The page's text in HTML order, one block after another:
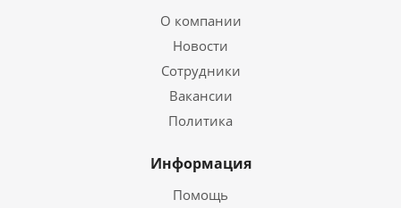
О компании
Новости
Сотрудники
Вакансии
Политика
Информация
Помощь